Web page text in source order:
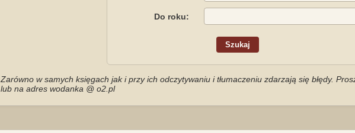
Do roku:
Zarówno w samych księgach jak i przy ich odczytywaniu i tłumaczeniu zdarzają się błędy.
lub na adres wodanka @ o2.pl